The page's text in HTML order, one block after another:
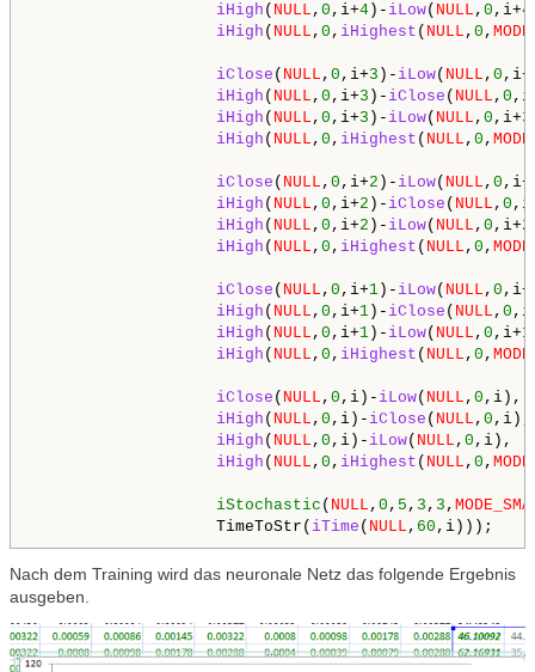
iHigh ( NULL , 0 ,i+4 )- iLow( NULL , 0 ,i+4
iHigh ( NULL , 0 , iHighest ( NULL , 0 ,
iClose ( NULL , 0 ,i+3 )- iLow( NULL , 0 ,i+
iHigh ( NULL , 0 ,i+3 )- iClose ( NULL , 0
iHigh ( NULL , 0 ,i+3 )- iLow( NULL , 0 ,i+3
iHigh ( NULL , 0 , iHighest ( NULL , 0 ,
iClose ( NULL , 0 ,i+2 )- iLow( NULL , 0 ,i+
iHigh ( NULL , 0 ,i+2 )- iClose ( NULL , 0
iHigh ( NULL , 0 ,i+2 )- iLow( NULL , 0 ,i+2
iHigh ( NULL , 0 , iHighest ( NULL , 0 ,
iClose ( NULL , 0 ,i+1 )- iLow( NULL , 0 ,i+
iHigh ( NULL , 0 ,i+1 )- iClose ( NULL , 0
iHigh ( NULL , 0 ,i+1 )- iLow( NULL , 0 ,i+1
iHigh ( NULL , 0 , iHighest ( NULL , 0 ,
iClose ( NULL , 0 ,i)- iLow( NULL , 0 ,i),
iHigh ( NULL , 0 ,i)- iClose ( NULL , 0 ,i),
iHigh ( NULL , 0 ,i)- iLow( NULL , 0 ,i),
iHigh ( NULL , 0 , iHighest ( NULL , 0 ,
iStochastic ( NULL , 0 , 5 , 3 , 3 , MODE_SMA
TimeToStr( iTime ( NULL , 60
Nach dem Training wird das neuronale Netz das folgende Ergebnis
ausgeben.